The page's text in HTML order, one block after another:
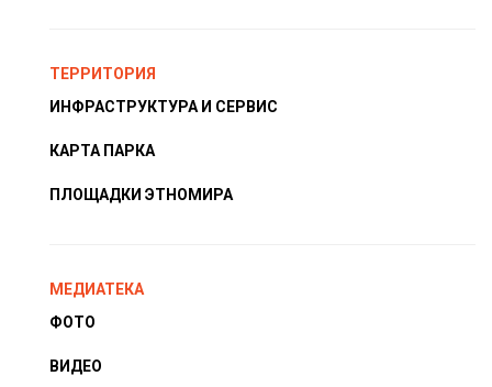
ТЕРРИТОРИЯ
ИНФРАСТРУКТУРА И СЕРВИС
КАРТА ПАРКА
ПЛОЩАДКИ ЭТНОМИРА
МЕДИАТЕКА
ФОТО
ВИДЕО